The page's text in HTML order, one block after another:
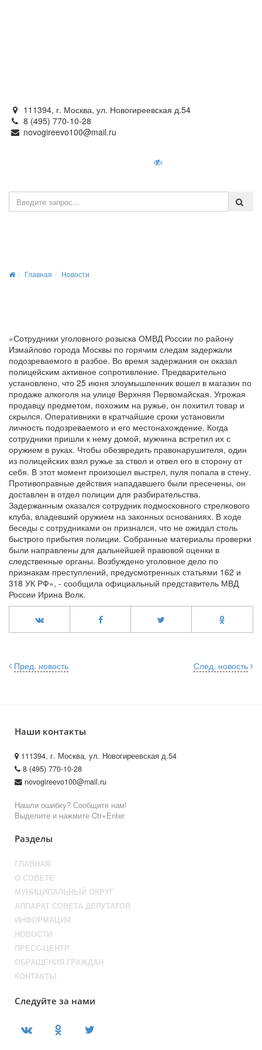
111394, г. Москва, ул. Новогиреевская д.54
8 (495) 770-10-28
novogireevo100@mail.ru
Главная Новости
«Сотрудники уголовного розыска ОМВД России по району
Измайлово города Москвы по горячим следам задержали
подозреваемого в разбое. Во время задержания он оказал
полицейским активное сопротивление. Предварительно
установлено, что 25 июня злоумышленник вошел в магазин по
продаже алкоголя на улице Верхняя Первомайская. Угрожая
продавцу предметом, похожим на ружье, он похитил товар и
скрылся. Оперативники в кратчайшие сроки установили
личность подозреваемого и его местонахождение. Когда
сотрудники пришли к нему домой, мужчина встретил их с
оружием в руках. Чтобы обезвредить правонарушителя, один
из полицейских взял ружье за ствол и отвел его в сторону от
себя. В этот момент произошел выстрел, пуля попала в стену.
Противоправные действия нападавшего были пресечены, он
доставлен в отдел полиции для разбирательства.
Задержанным оказался сотрудник подмосковного стрелкового
клуба, владевший оружием на законных основаниях. В ходе
беседы с сотрудниками он признался, что не ожидал столь
быстрого прибытия полиции. Собранные материалы проверки
были направлены для дальнейшей правовой оценки в
следственные органы. Возбуждено уголовное дело по
признакам преступлений, предусмотренных статьями 162 и
318 УК РФ», - сообщила официальный представитель МВД
России Ирина Волк.
След. новость
Пред. новость
Наши контакты
111394, г. Москва, ул. Новогиреевская д.54
8 (495) 770-10-28
novogireevo100@mail.ru
Нашли ошибку? Сообщите нам!
Выделите и нажмите Ctr+Enter
Разделы
ГЛАВНАЯ
О СОВЕТЕ
МУНИЦИПАЛЬНЫЙ ОКРУГ
АППАРАТ СОВЕТА ДЕПУТАТОВ
ИНФОРМАЦИЯ
НОВОСТИ
ПРЕСС-ЦЕНТР
ОБРАЩЕНИЯ ГРАЖДАН
КОНТАКТЫ
Следуйте за нами